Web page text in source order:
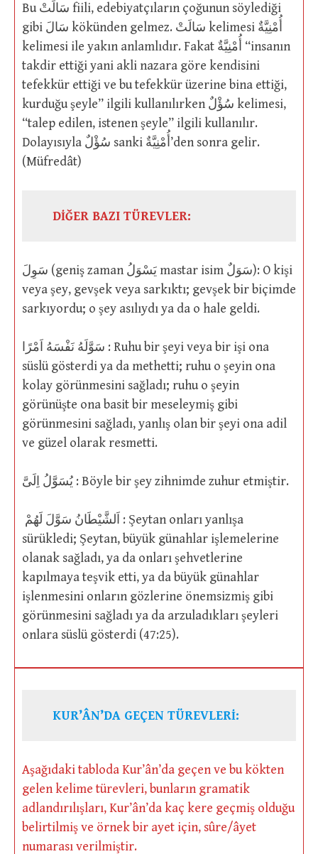
Bu سَالَتْ fiili, edebiyatçıların çoğunun söylediği
gibi سَالَ kökünden gelmez. سَالَتْ kelimesi أُمْنِيَّةٌ
kelimesi ile yakın anlamlıdır. Fakat أُمْنِيَّةٌ “insanın
takdir ettiği yani akli nazara göre kendisini
tefekkür ettiği ve bu tefekkür üzerine bina ettiği,
kurduğu şeyle” ilgili kullanılırken سُؤْلٌ kelimesi,
“talep edilen, istenen şeyle” ilgili kullanılır.
Dolayısıyla سُؤْلٌ sanki أُمْنِيَّةٌ’den sonra gelir.
(Müfredât)
DİĞER BAZI TÜREVLER:
سَوِلَ (geniş zaman يَسْوَلُ mastar isim سَوَلٌ): O kişi
veya şey, gevşek veya sarkıktı; gevşek bir biçimde
sarkıyordu; o şey asılıydı ya da o hale geldi.
سَوَّلَهُ نَفْسَهُ اَمْرًا : Ruhu bir şeyi veya bir işi ona
süslü gösterdi ya da methetti; ruhu o şeyin ona
kolay görünmesini sağladı; ruhu o şeyin
görünüşte ona basit bir meseleymiş gibi
görünmesini sağladı, yanlış olan bir şeyi ona adil
ve güzel olarak resmetti.
يُسَوَّلُ اِلَىَّ : Böyle bir şey zihnimde zuhur etmiştir.
sürükledi; Şeytan, büyük günahlar işlemelerine
olanak sağladı, ya da onları şehvetlerine
kapılmaya teşvik etti, ya da büyük günahlar
işlenmesini onların gözlerine önemsizmiş gibi
görünmesini sağladı ya da arzuladıkları şeyleri
onlara süslü gösterdi (47:25).
KUR’ÂN’DA GEÇEN TÜREVLERİ:
Aşağıdaki tabloda Kur’ân’da geçen ve bu kökten
gelen kelime türevleri, bunların gramatik
adlandırılışları, Kur’ân’da kaç kere geçmiş olduğu
belirtilmiş ve örnek bir ayet için, sûre/âyet
numarası verilmiştir.